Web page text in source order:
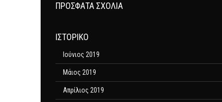
ΠΡΌΣΦΑΤΑ ΣΧΌΛΙΑ
ΙΣΤΟΡΙΚΌ
Ιούνιος 2019
Μάιος 2019
Απρίλιος 2019